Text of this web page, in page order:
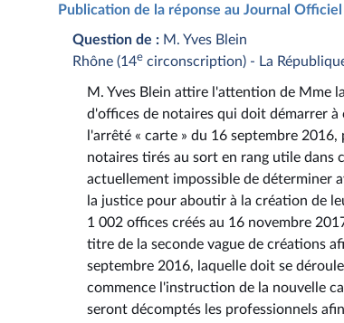
Publication de la réponse au Journal
Question de : M. Yves Blein
Rhône (14e circonscription) - La
M. Yves Blein attire l'attention de Mme
d'offices de notaires qui doit démarrer
l'arrêté « carte » du 16 septembre
notaires tirés au sort en rang utile dans
actuellement impossible de déterminer
la justice pour aboutir à la création de
1 002 offices créés au 16 novembre
titre de la seconde vague de créations
septembre 2016, laquelle doit se
commence l'instruction de la nouvelle
seront décomptés les professionnels